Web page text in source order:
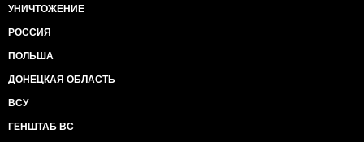
УНИЧТОЖЕНИЕ
РОССИЯ
ПОЛЬША
ДОНЕЦКАЯ ОБЛАСТЬ
ВСУ
ГЕНШТАБ ВС